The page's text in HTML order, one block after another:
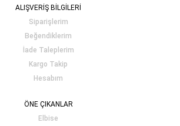
ALIŞVERİŞ BİLGİLERİ
Siparişlerim
Beğendiklerim
İade Taleplerim
Kargo Takip
Hesabım
ÖNE ÇIKANLAR
Elbise